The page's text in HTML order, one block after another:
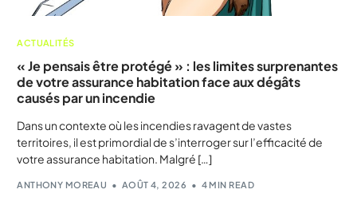
ACTUALITÉS
« Je pensais être protégé » : les limites surprenantes
de votre assurance habitation face aux dégâts
causés par un incendie
Dans un contexte où les incendies ravagent de vastes
territoires, il est primordial de s’interroger sur l’efficacité de
votre assurance habitation. Malgré […]
ANTHONY MOREAU AOÛT 4, 2026 4 MIN READ